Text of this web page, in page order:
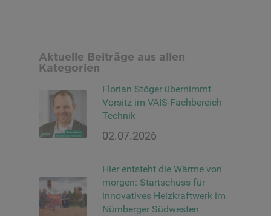
Aktuelle Beiträge aus allen
Kategorien
Florian Stöger übernimmt
Vorsitz im VAIS-Fachbereich
Technik
02.07.2026
Hier entsteht die Wärme von
morgen: Startschuss für
innovatives Heizkraftwerk im
Nürnberger Südwesten